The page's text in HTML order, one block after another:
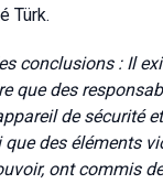
Türk.
conclusions : Il
que des
de sécurité
des éléments
ont commis